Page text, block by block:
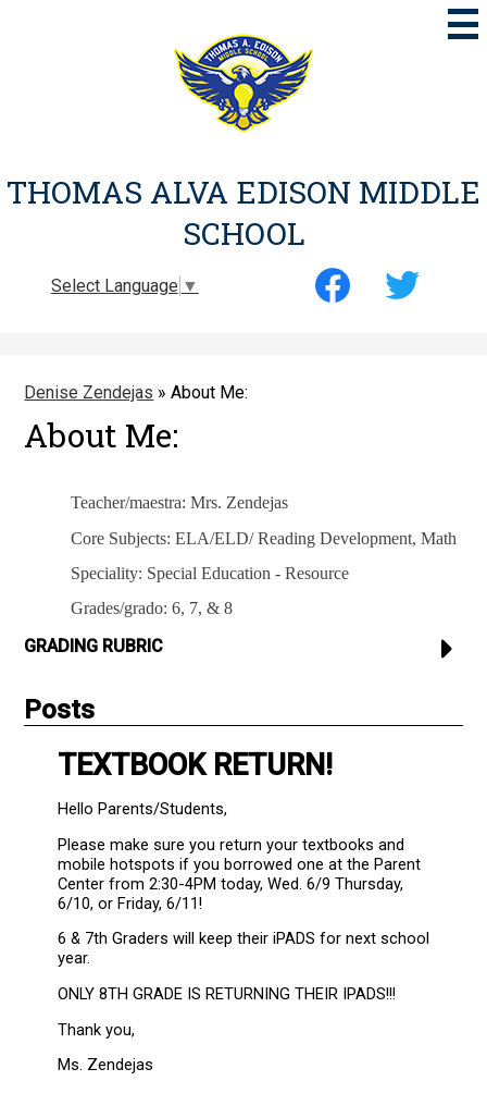
to
main
content
THOMAS ALVA EDISON MIDDLE
SCHOOL
Select Language ▼
Social
Media
Denise Zendejas » About Me:
About Me:
Teacher/maestra: Mrs. Zendejas
Core Subjects: ELA/ELD/ Reading Development, Math
Speciality: Special Education - Resource
Grades/grado: 6, 7, & 8
GRADING RUBRIC
Posts
TEXTBOOK RETURN!
Hello Parents/Students,
Please make sure you return your textbooks and
mobile hotspots if you borrowed one at the Parent
Center from 2:30-4PM today, Wed. 6/9 Thursday,
6/10, or Friday, 6/11!
6 & 7th Graders will keep their iPADS for next school
year.
ONLY 8TH GRADE IS RETURNING THEIR IPADS!!!
Thank you,
Ms. Zendejas